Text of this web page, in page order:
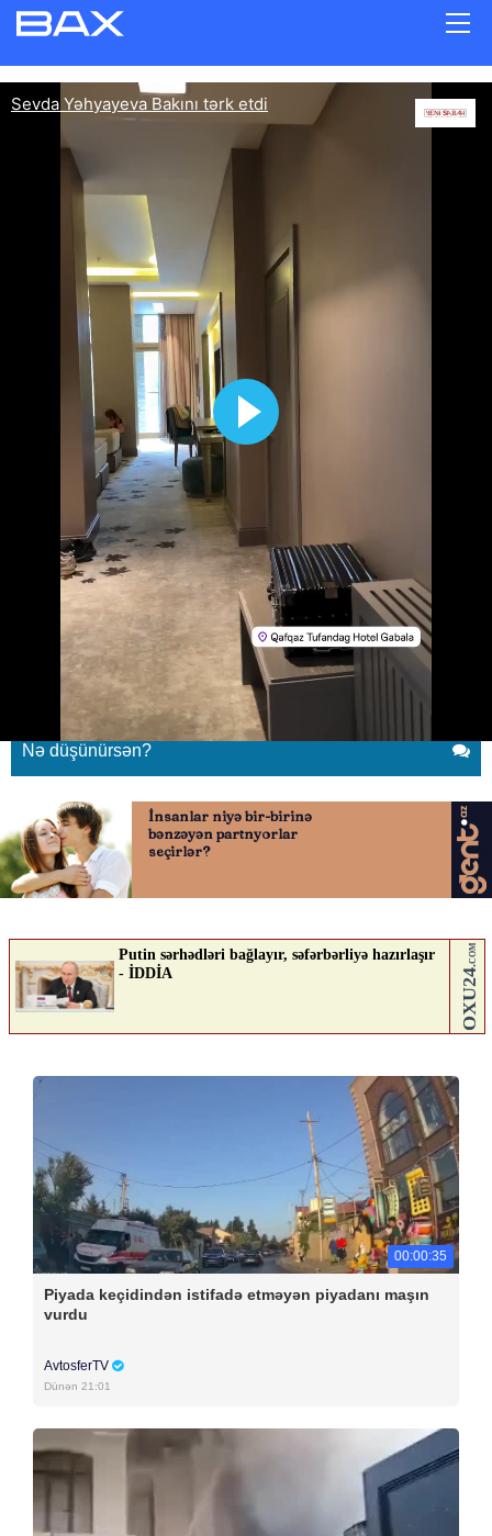
Sevda Yəhyayeva Bakını tərk etdi
YENI SABAH ABUNƏ OL
Sevda Yəhyayeva Bakını tərk etdi
Nə düşünürsən?
00:00:35
Piyada keçidindən istifadə etməyən piyadanı maşın
vurdu
AvtosferTV
Dünən 21:01